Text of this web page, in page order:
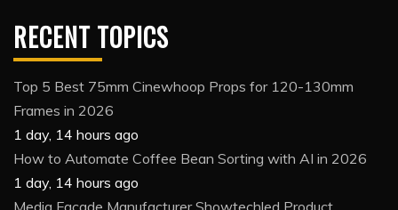
RECENT TOPICS
Top 5 Best 75mm Cinewhoop Props for 120-130mm
Frames in 2026
1 day, 14 hours ago
How to Automate Coffee Bean Sorting with AI in 2026
1 day, 14 hours ago
Media Facade Manufacturer Showtechled Product